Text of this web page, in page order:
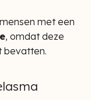
met een
, omdat deze
bevatten.